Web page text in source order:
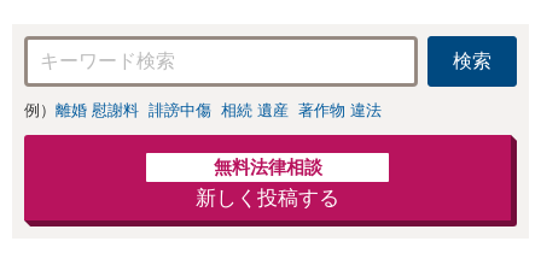
検索
例） 離婚 慰謝料 誹謗中傷 相続 遺産 著作物 違法
無料法律相談
新しく投稿する